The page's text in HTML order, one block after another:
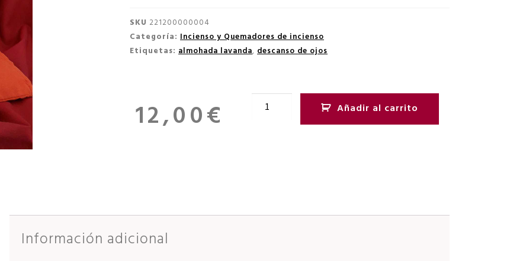
SKU 221200000004
Categoría: Incienso y Quemadores de incienso
Etiquetas: almohada lavanda, descanso de ojos
12,00€ Añadir al carrito
Información adicional